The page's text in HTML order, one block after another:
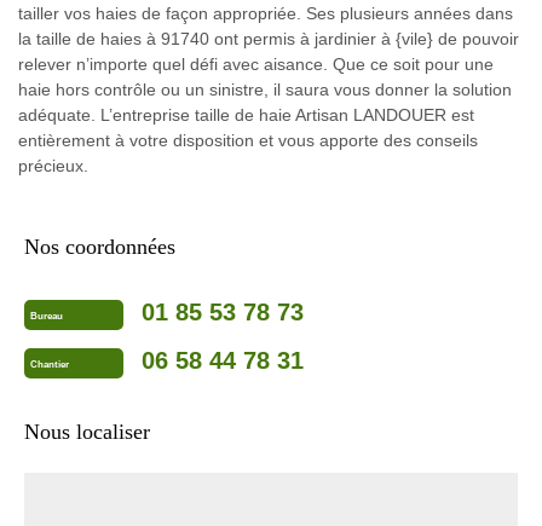
tailler vos haies de façon appropriée. Ses plusieurs années dans
la taille de haies à 91740 ont permis à jardinier à {vile} de pouvoir
relever n’importe quel défi avec aisance. Que ce soit pour une
haie hors contrôle ou un sinistre, il saura vous donner la solution
adéquate. L’entreprise taille de haie Artisan LANDOUER est
entièrement à votre disposition et vous apporte des conseils
précieux.
Nos coordonnées
Bureau 01 85 53 78 73
Chantier 06 58 44 78 31
Nous localiser